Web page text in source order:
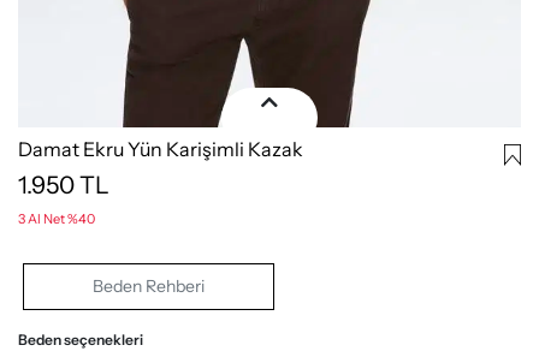
Damat Ekru Yün Karişimli Kazak
1.950TL
3 Al Net %40
Beden Rehberi
Beden seçenekleri